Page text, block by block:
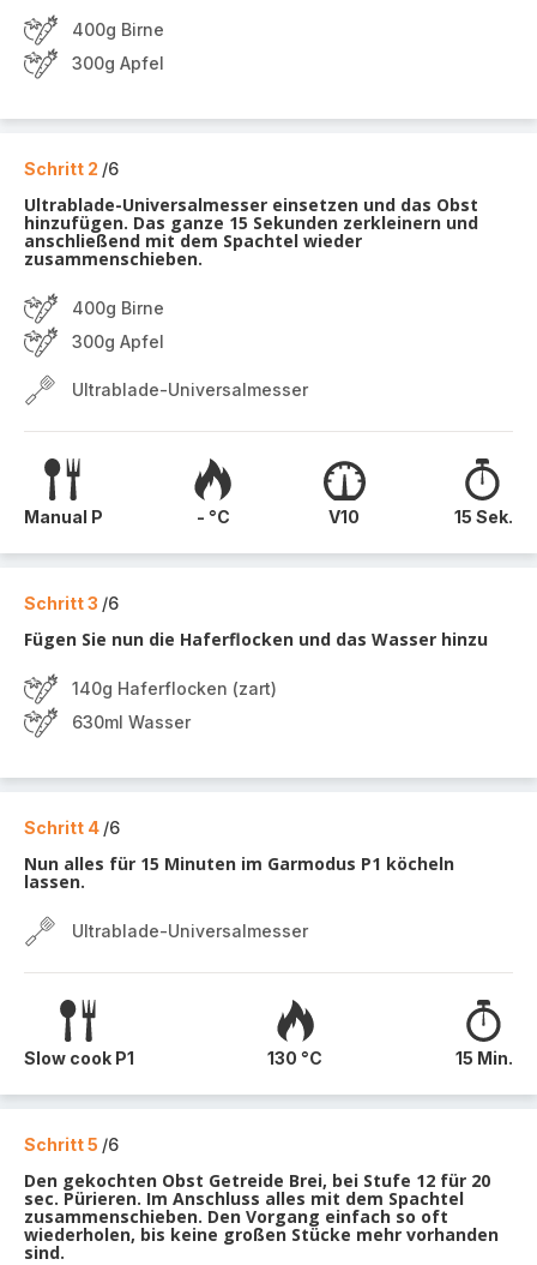
400g Birne
300g Apfel
Schritt 2 /6
Ultrablade-Universalmesser einsetzen und das Obst
hinzufügen. Das ganze 15 Sekunden zerkleinern und
anschließend mit dem Spachtel wieder
zusammenschieben.
400g Birne
300g Apfel
Ultrablade-Universalmesser
Manual P - °C V10 15 Sek.
Schritt 3 /6
Fügen Sie nun die Haferflocken und das Wasser hinzu
140g Haferflocken (zart)
630ml Wasser
Schritt 4 /6
Nun alles für 15 Minuten im Garmodus P1 köcheln
lassen.
Ultrablade-Universalmesser
Slow cook P1 130 °C 15 Min.
Schritt 5 /6
Den gekochten Obst Getreide Brei, bei Stufe 12 für 20
sec. Pürieren. Im Anschluss alles mit dem Spachtel
zusammenschieben. Den Vorgang einfach so oft
wiederholen, bis keine großen Stücke mehr vorhanden
sind.